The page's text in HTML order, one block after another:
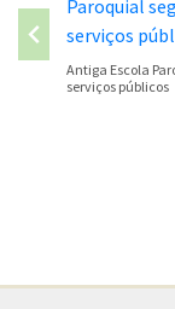
Antiga Escola
serviços públicos